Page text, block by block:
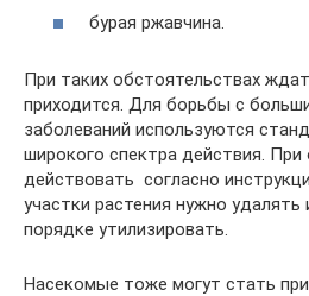
бурая ржавчина.
При таких обстоятельствах
приходится. Для борьбы с
заболеваний используются
широкого спектра действия.
действовать согласно
участки растения нужно удалять
порядке утилизировать.
Насекомые тоже могут стать